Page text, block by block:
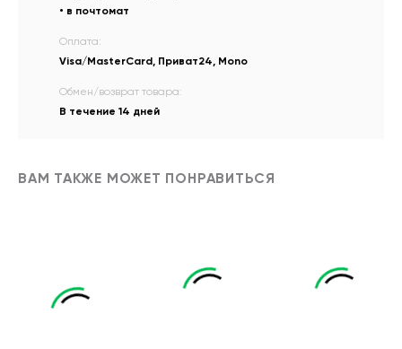
• в почтомат
Оплата:
Visa/MasterCard, Приват24, Mono
Обмен/возврат товара:
В течение 14 дней
ВАМ ТАКЖЕ МОЖЕТ ПОНРАВИТЬСЯ